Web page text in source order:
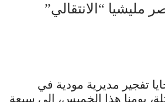
“الانتقالي”
تفجير مديرية مودية في
يومنا هذا الخميس، إلى سبعة